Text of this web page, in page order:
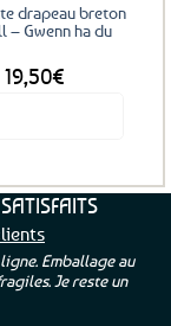
drapeau breton
– Gwenn ha du
19,50€
Emballage au
Je reste un